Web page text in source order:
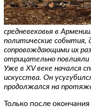
средневековья в
политические события,
сопровождающими их
отрицательно повлияли
Уже в XV веке начался
искусства. Он
продолжался на
Только после